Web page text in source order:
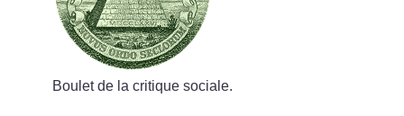
Boulet de la critique sociale.